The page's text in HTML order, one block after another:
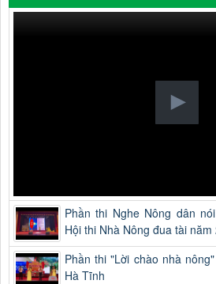
Phần thi Nghe Nông dân
Hội thi Nhà Nông đua tài
Phần thi "Lời chào nhà
Hà Tĩnh